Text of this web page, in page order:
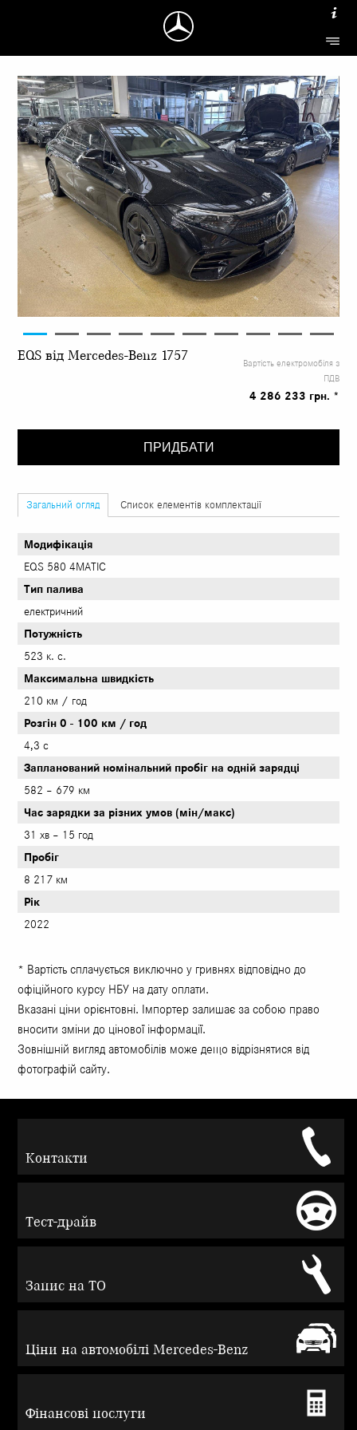
EQS від Mercedes-Benz 1757
Вартість електромобіля з
ПДВ
4 286 233 грн. *
ПРИДБАТИ
Загальний огляд Список елементів комплектації
Модифікація
EQS 580 4МATIC
Тип палива
електричний
Потужність
523 к. с.
Максимальна швидкість
210 км / год
Розгін 0 - 100 км / год
4,3 с
Запланований номінальний пробіг на одній зарядці
582 – 679 км
Час зарядки за різних умов (мін/макс)
31 хв – 15 год
Пробіг
8 217 км
Рік
2022
* Вартість сплачується виключно у гривнях відповідно до
офіційного курсу НБУ на дату оплати.
Вказані ціни орієнтовні. Імпортер залишає за собою право
вносити зміни до цінової інформації.
Зовнішній вигляд автомобілів може дещо відрізнятися від
фотографій сайту.
Контакти
Тест-драйв
Запис на ТО
Ціни на автомобілі Mercedes-Benz
Фінансові послуги